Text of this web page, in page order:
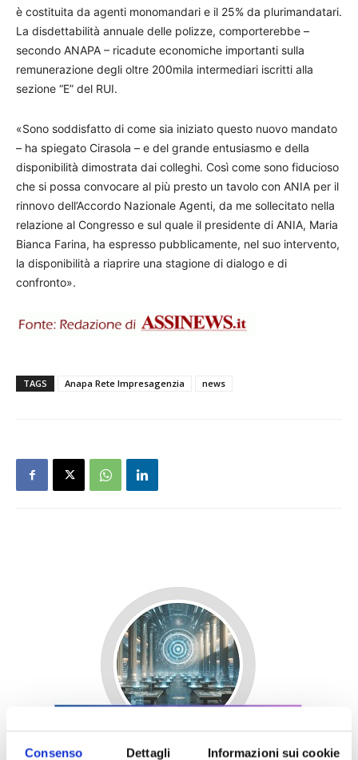
Consenso Dettagli Informazioni sui cookie
è costituita da agenti monomandari e il 25% da plurimandatari.
La disdettabilità annuale delle polizze, comporterebbe –
secondo ANAPA – ricadute economiche importanti sulla
remunerazione degli oltre 200mila intermediari iscritti alla
sezione “E” del RUI.
«Sono soddisfatto di come sia iniziato questo nuovo mandato
– ha spiegato Cirasola – e del grande entusiasmo e della
disponibilità dimostrata dai colleghi. Così come sono fiducioso
che si possa convocare al più presto un tavolo con ANIA per il
rinnovo dell’Accordo Nazionale Agenti, da me sollecitato nella
relazione al Congresso e sul quale il presidente di ANIA, Maria
Bianca Farina, ha espresso pubblicamente, nel suo intervento,
la disponibilità a riaprire una stagione di dialogo e di
confronto».
TAGS Anapa Rete Impresagenzia news